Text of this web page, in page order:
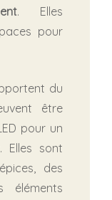
. Elles
pour
du
être
pour un
Elles sont
des
éléments